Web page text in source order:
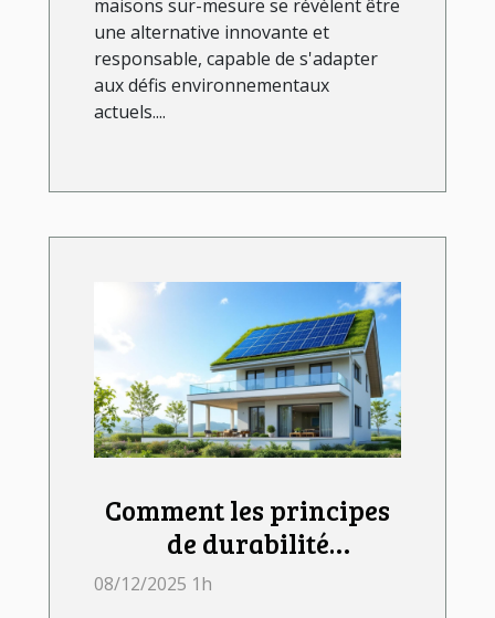
maisons sur-mesure se révèlent être
une alternative innovante et
responsable, capable de s'adapter
aux défis environnementaux
actuels....
Comment les principes
de durabilité
influencent-ils la
08/12/2025 1h